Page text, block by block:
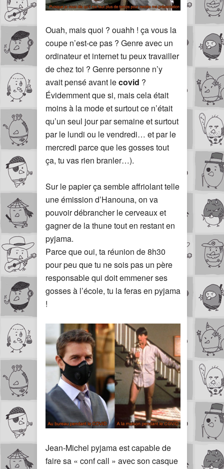
Ouah, mais quoi ? ouahh ! ça vous la
coupe n’est-ce pas ? Genre avec un
ordinateur et internet tu peux travailler
de chez toi ? Genre personne n’y
avait pensé avant lecovid ?
Évidemment que si, mais cela était
moins à la mode et surtout ce n’était
qu’un seul jour par semaine et surtout
par le lundi ou le vendredi… et par le
mercredi parce que les gosses tout
ça, tu vas rien branler…).
Sur le papier ça semble affriolant telle
une émission d’Hanouna, on va
pouvoir débrancher le cerveaux et
gagner de la thune tout en restant en
pyjama.
Parce que oui, ta réunion de 8h30
pour peu que tu ne sois pas un père
responsable qui doit emmener ses
gosses à l’école, tu la feras en pyjama
!
Jean-Michel pyjama est capable de
faire sa « conf call » avec son casque